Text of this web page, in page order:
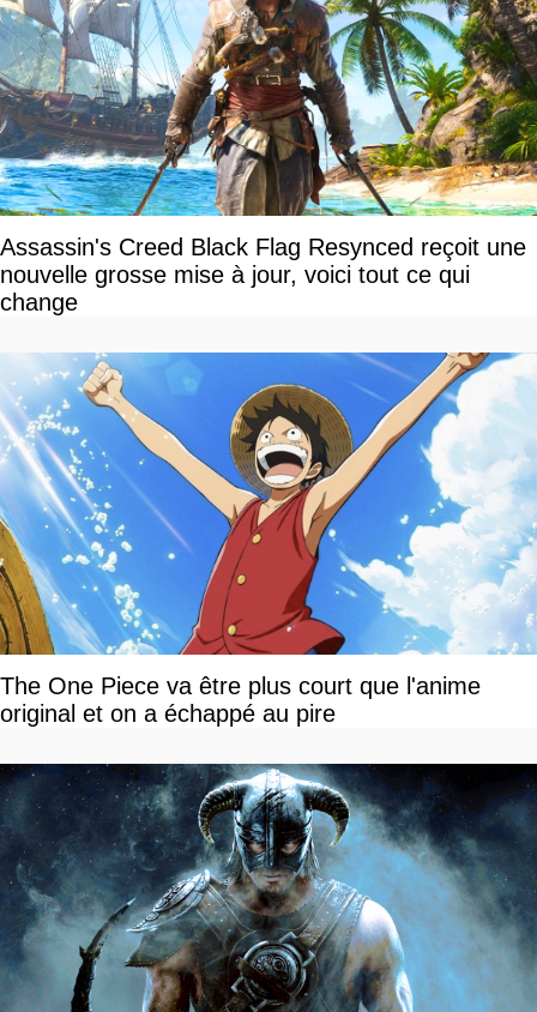
Assassin's Creed Black Flag Resynced reçoit une
nouvelle grosse mise à jour, voici tout ce qui
change
The One Piece va être plus court que l'anime
original et on a échappé au pire